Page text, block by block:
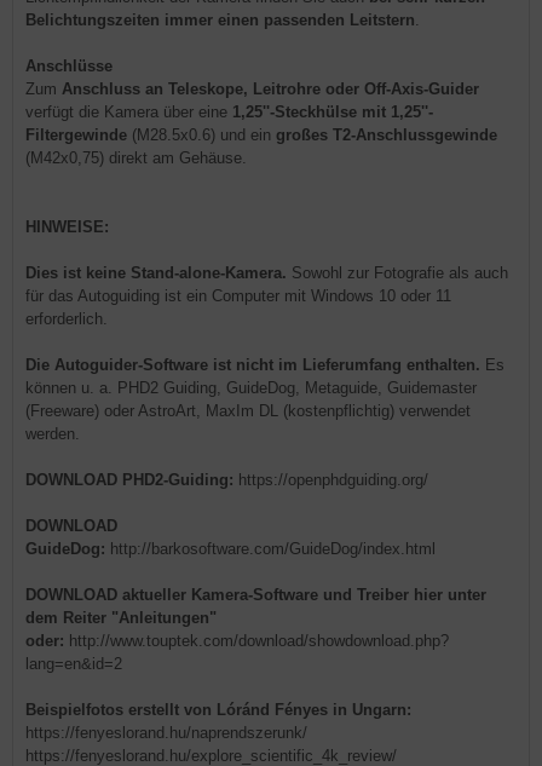
Belichtungszeiten immer einen passenden Leitstern.
Anschlüsse
Zum Anschluss an Teleskope, Leitrohre oder Off-Axis-Guider
verfügt die Kamera über eine 1,25''-Steckhülse mit 1,25''-
Filtergewinde (M28.5x0.6) und ein großes T2-Anschlussgewinde
(M42x0,75) direkt am Gehäuse.
HINWEISE:
Dies ist keine Stand-alone-Kamera. Sowohl zur Fotografie als auch
für das Autoguiding ist ein Computer mit Windows 10 oder 11
erforderlich.
Die Autoguider-Software ist nicht im Lieferumfang enthalten. Es
können u. a. PHD2 Guiding, GuideDog, Metaguide, Guidemaster
(Freeware) oder AstroArt, MaxIm DL (kostenpflichtig) verwendet
werden.
DOWNLOAD PHD2-Guiding: https://openphdguiding.org/
DOWNLOAD
GuideDog: http://barkosoftware.com/GuideDog/index.html
DOWNLOAD aktueller Kamera-Software und Treiber hier unter
dem Reiter "Anleitungen"
oder: http://www.touptek.com/download/showdownload.php?
lang=en&id=2
Beispielfotos erstellt von Lóránd Fényes in Ungarn:
https://fenyeslorand.hu/naprendszerunk/
https://fenyeslorand.hu/explore_scientific_4k_review/